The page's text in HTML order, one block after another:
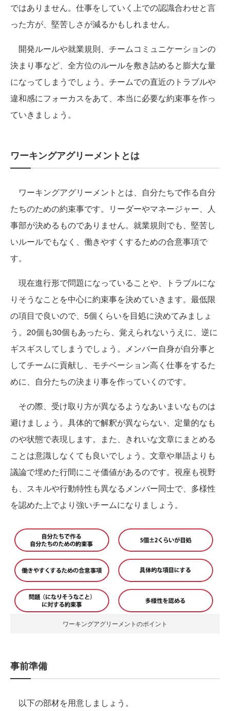
ではありません。仕事をしていく上での認識合わせと言
った方が、堅苦しさが減るかもしれません。
開発ルールや就業規則、チームコミュニケーションの
決まり事など、全方位のルールを敷き詰めると膨大な量
になってしまうでしょう。チームでの直近のトラブルや
違和感にフォーカスをあて、本当に必要な約束事を作っ
ていきましょう。
ワーキングアグリーメントとは
ワーキングアグリーメントとは、自分たちで作る自分
たちのための約束事です。リーダーやマネージャー、人
事部が決めるものでありません。就業規則でも、堅苦し
いルールでもなく、働きやすくするための合意事項で
す。
現在進行形で問題になっていることや、トラブルにな
りそうなことを中心に約束事を決めていきます。最低限
の項目で良いので、5個くらいを目処に決めてみましょ
う。20個も30個もあったら、覚えられないうえに、逆に
ギスギスしてしまうでしょう。メンバー自身が自分事と
してチームに貢献し、モチベーション高く仕事をするた
めに、自分たちの決まり事を作っていくのです。
その際、受け取り方が異なるようなあいまいなものは
避けましょう。具体的で解釈が異ならない、定量的なも
のや状態で表現します。また、きれいな文章にまとめる
ことは意識しなくても良いでしょう。文章や単語よりも
議論で埋めた行間にこそ価値があるのです。視座も視野
も、スキルや行動特性も異なるメンバー同士で、多様性
を認めた上でより強いチームになりましょう。
ワーキングアグリーメントのポイント
事前準備
以下の部材を用意しましょう。